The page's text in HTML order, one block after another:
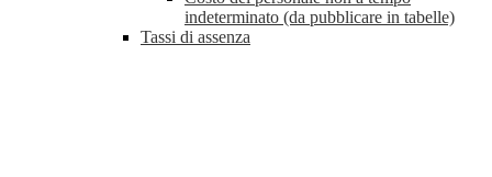
indeterminato (da pubblicare in tabelle)
Tassi di assenza